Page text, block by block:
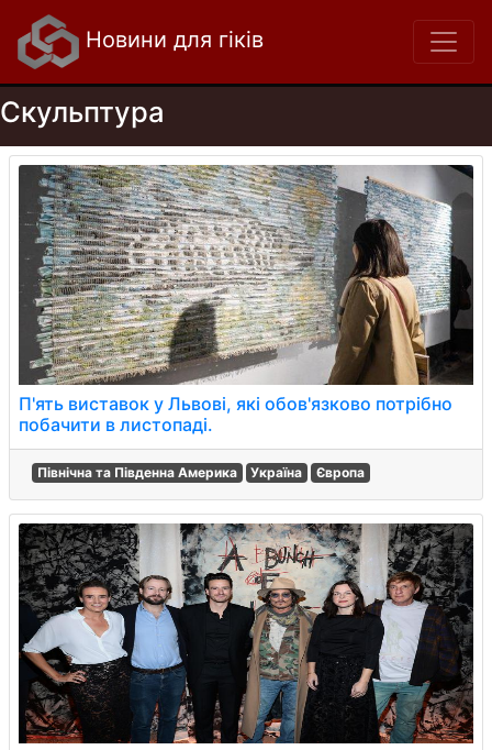
Новини для гіків
Скульптура
П'ять виставок у Львові, які обов'язково потрібно
побачити в листопаді.
Північна та Південна Америка Україна Європа